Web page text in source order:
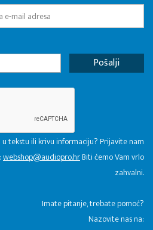
tekstu ili krivu informaciju? Prijavite nam
webshop@audiopro.hrBiti ćemo Vam vrlo
zahvalni.
​Imate pitanje, trebate pomoć?
Nazovite nas na: